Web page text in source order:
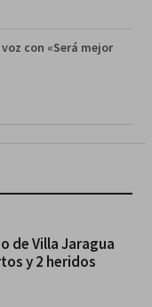
con «Será mejor
de Villa Jaragua
y 2 heridos